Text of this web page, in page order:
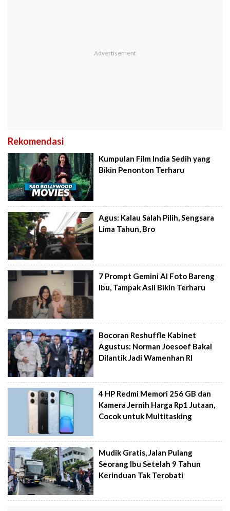
Rekomendasi
Kumpulan Film India Sedih yang
Bikin Penonton Terharu
Agus: Kalau Salah Pilih, Sengsara
Lima Tahun, Bro
7 Prompt Gemini AI Foto Bareng
Ibu, Tampak Asli Bikin Terharu
Bocoran Reshuffle Kabinet
Agustus: Norman Joesoef Bakal
Dilantik Jadi Wamenhan RI
4 HP Redmi Memori 256 GB dan
Kamera Jernih Harga Rp1 Jutaan,
Cocok untuk Multitasking
Mudik Gratis, Jalan Pulang
Seorang Ibu Setelah 9 Tahun
Kerinduan Tak Terobati